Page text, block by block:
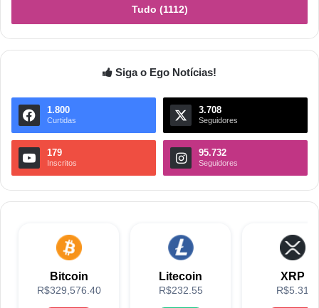
Tudo (1112)
Siga o Ego Notícias!
1.800
Curtidas
3.708
Seguidores
179
Inscritos
95.732
Seguidores
Bitcoin
R$329,576.40
Litecoin
R$232.55
XRP
R$5.31